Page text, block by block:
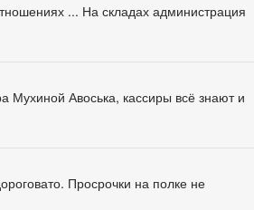
... На складах администрация
Мухиной Авоська, кассиры всё знают и
Просрочки на полке не